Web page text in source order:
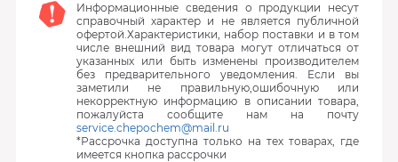
Информационные сведения о продукции несут
справочный характер и не является публичной
офертой.Характеристики, набор поставки и в том
числе внешний вид товара могут отличаться от
указанных или быть изменены производителем
без предварительного уведомления. Если вы
заметили не правильную,ошибочную или
некорректную информацию в описании товара,
пожалуйста сообщите нам на почту
service.chepochem@mail.ru
*Рассрочка доступна только на тех товарах, где
имеется кнопка рассрочки